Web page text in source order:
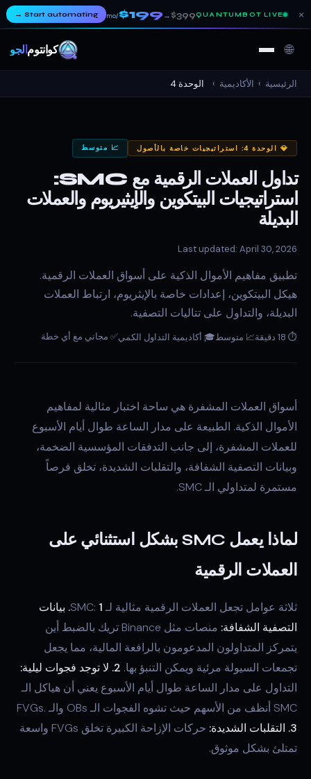
QUANTUMBOT LIVE
$399
→
$199
/mo
Start automating
→ ×
كوانتومألجو 🌐
الرئيسية › الأكاديمية › الوحدة 4
💎 الوحدة 4: استراتيجيات خاصة بالأصول 📈 متوسط
تداول العملات الرقمية مع SMC:
استراتيجيات البيتكوين والإيثيريوم والعملات
البديلة
Last updated: April 30, 2026
تطبيق مفاهيم الأموال الذكية على أسواق العملات الرقمية.
هيكل البيتكوين، إعدادات خاصة بالإيثريوم، ارتباط العملات
البديلة، والتداول على تتاليات التصفية.
⏱ 18 دقيقة 📈 متوسط🎓 أكاديمية التداول الكمي✅ مجاني مع أي خطة
أسواق العملات المشفرة هي ساحة اختبار مثالية لمفاهيم
الأموال الذكية. الطبيعة على مدار الساعة طوال أيام الأسبوع
للعملات المشفرة، إلى جانب التدفقات المؤسسية الضخمة،
وبيانات التصفية الشفافة، والتقلبات الشديدة، تخلق فرصاً
مستمرة لمتداولي الـ SMC.
لماذا يعمل SMC بشكل استثنائي على
العملات الرقمية
ثلاثة عوامل تجعل العملات الرقمية مثالية لـ SMC:
1. بيانات
التصفية الشفافة:
منصات مثل Binance تريك بالضبط أين
يتمركز المتداولون المدعومون بالرافعة المالية، مما يجعل
تجمعات السيولة مرئية ويمكن التنبؤ بها. 2. لا توجد فجوات ليلية:
التداول على مدار الساعة طوال أيام الأسبوع يعني أن هياكل الـ
SMC أنظف من الأسهم حيث تشوه الفجوات الـ OBs والـ FVGs.
3. التقلبات الشديدة:
حركات الإزاحة الكبيرة تخلق FVGs واسعة
تمتلئ بشكل موثوق.